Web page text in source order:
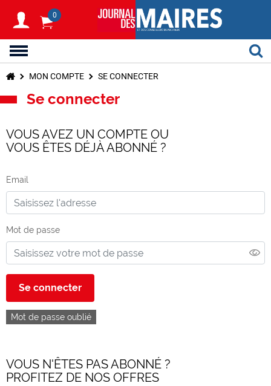
0
MON COMPTE SE CONNECTER
Se connecter
VOUS AVEZ UN COMPTE OU
VOUS ÊTES DÉJÀ ABONNÉ ?
Email
Mot de passe
Se connecter
Mot de passe oublié
VOUS N'ÊTES PAS ABONNÉ ?
PROFITEZ DE NOS OFFRES